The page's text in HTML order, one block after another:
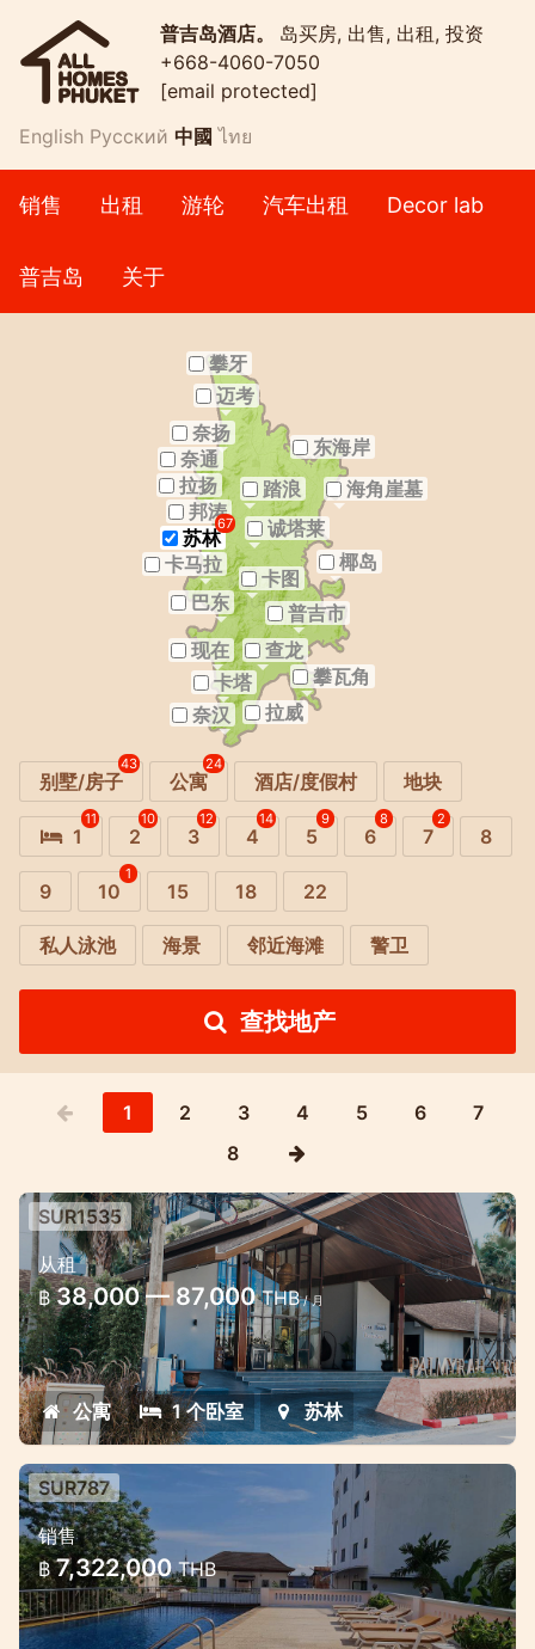
普吉岛酒店。 岛买房, 出售, 出租, 投资
+668-4060-7050
[email protected]
English Русский 中國 ไทย
销售 出租 游轮 汽车出租 Decor lab
普吉岛 关于
攀牙
迈考
奈扬
东海岸
奈通
拉扬
踏浪
邦涛
海角崖墓
诚塔莱
苏林
67
卡马拉 椰岛
卡图
巴东
普吉市
查龙
现在
攀瓦角
卡塔
拉威
奈汉
别墅/房子
43
公寓
24
酒店/度假村 地块
1
11
2
10
3
12
4
14
5
9
6
8
7
2
8
9 10
1
15 18 22
私人泳池 海景 邻近海滩 警卫
查找地产
1 2 3 4 5 6
7
8
苏林帕尔米拉 1 间卧室
苏林可爱的现代公寓
SUR1535
从租
฿ 38,000 — 87,000THB/ 月
公寓 1 个卧室 苏林
苏林公寓，步行即可到达海滩
这栋豪华公寓距离苏林海滩仅 400m
SUR787
销售
฿ 7,322,000THB